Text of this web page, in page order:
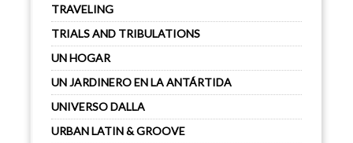
TRAVELING
TRIALS AND TRIBULATIONS
UN HOGAR
UN JARDINERO EN LA ANTÁRTIDA
UNIVERSO DALLA
URBAN LATIN & GROOVE